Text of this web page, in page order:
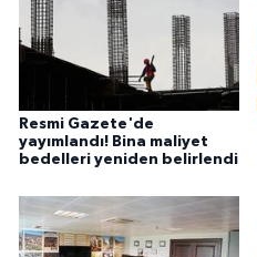
Resmi Gazete'de
yayımlandı! Bina maliyet
bedelleri yeniden belirlendi